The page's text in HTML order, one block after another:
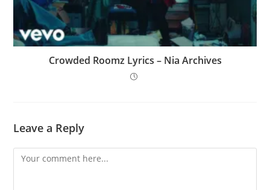
Crowded Roomz Lyrics – Nia Archives
Leave a Reply
Comment